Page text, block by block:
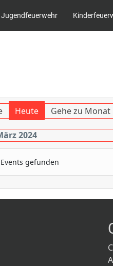
Jugendfeuerwehr
Heute Gehe zu Monat
2024
gefunden